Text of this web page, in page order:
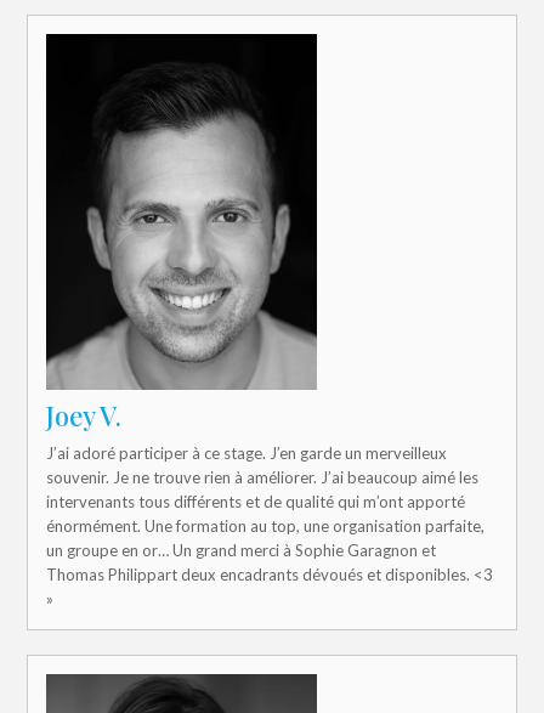
Joey V.
J’ai adoré participer à ce stage. J’en garde un merveilleux
souvenir. Je ne trouve rien à améliorer. J’ai beaucoup aimé les
intervenants tous différents et de qualité qui m’ont apporté
énormément. Une formation au top, une organisation parfaite,
un groupe en or… Un grand merci à Sophie Garagnon et
Thomas Philippart deux encadrants dévoués et disponibles. <3
»